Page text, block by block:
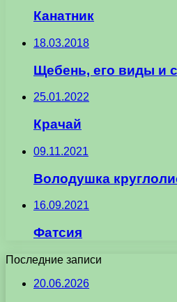
Канатник
18.03.2018
Щебень, его виды и
25.01.2022
Крачай
09.11.2021
Володушка
16.09.2021
Фатсия
Последние записи
20.06.2026